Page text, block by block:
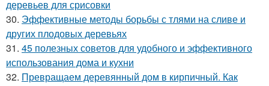
деревьев для срисовки
30. Эффективные методы борьбы с тлями на сливе и
других плодовых деревьях
31. 45 полезных советов для удобного и эффективного
использования дома и кухни
32. Превращаем деревянный дом в кирпичный. Как